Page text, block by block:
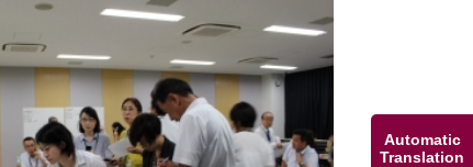
Automatic
Translation